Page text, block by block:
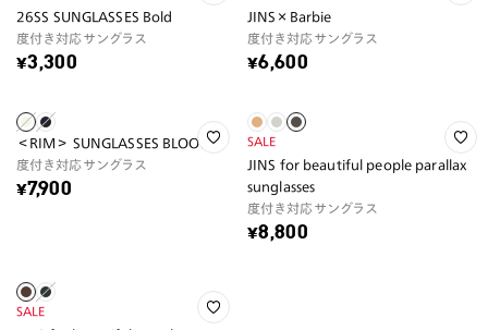
26SS SUNGLASSES Bold
度付き対応サングラス
¥3,300
JINS×Barbie
度付き対応サングラス
¥6,600
＜RIM＞ SUNGLASSES BLOOM
度付き対応サングラス
¥7,900
SALE
JINS for beautiful people parallax
sunglasses
度付き対応サングラス
¥8,800
SALE